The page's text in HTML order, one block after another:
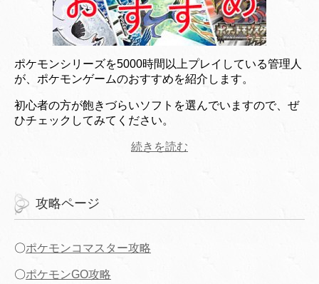
ポケモンシリーズを5000時間以上プレイしている管理人
が、ポケモンゲームのおすすめを紹介します。
初心者の方が飽きづらいソフトを選んでいますので、ぜ
ひチェックしてみてください。
続きを読む
攻略ページ
〇ポケモンコマスター攻略
〇ポケモンGO攻略